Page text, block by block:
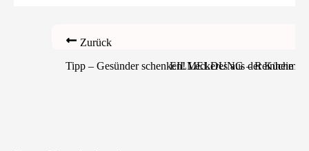
Zurück
Tipp – Gesünder schenken! Leckeres aus der Küche
EILMELDUNG – Reinheim-